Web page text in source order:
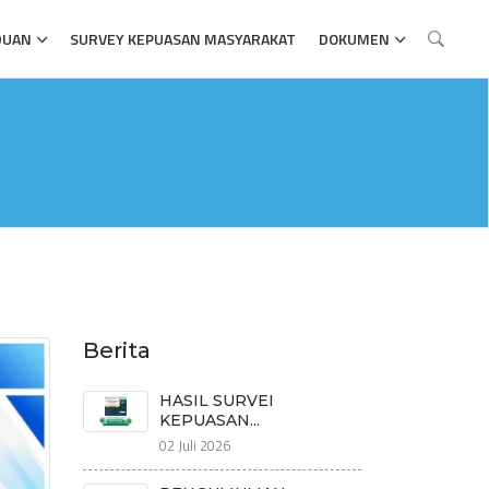
SURVEY KEPUASAN MASYARAKAT DOKUMEN
Berita
HASIL SURVEI
KEPUASAN...
02 Juli 2026